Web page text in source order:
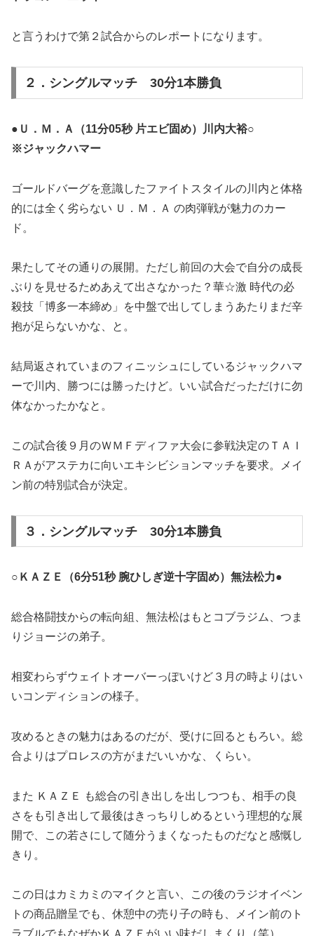
と言うわけで第２試合からのレポートになります。
２．シングルマッチ 30分1本勝負
●Ｕ．Ｍ．Ａ（11分05秒 片エビ固め）川内大裕○
※ジャックハマー
ゴールドバーグを意識したファイトスタイルの川内と体格
的には全く劣らない Ｕ．Ｍ．Ａ の肉弾戦が魅力のカー
ド。
果たしてその通りの展開。ただし前回の大会で自分の成長
ぶりを見せるためあえて出さなかった？華☆激 時代の必
殺技「博多一本締め」を中盤で出してしまうあたりまだ辛
抱が足らないかな、と。
結局返されていまのフィニッシュにしているジャックハマ
ーで川内、勝つには勝ったけど。いい試合だっただけに勿
体なかったかなと。
この試合後９月のＷＭＦディファ大会に参戦決定のＴＡＩ
ＲＡがアステカに向いエキシビションマッチを要求。メイ
ン前の特別試合が決定。
３．シングルマッチ 30分1本勝負
○ＫＡＺＥ（6分51秒 腕ひしぎ逆十字固め）無法松力●
総合格闘技からの転向組、無法松はもとコブラジム、つま
りジョージの弟子。
相変わらずウェイトオーバーっぽいけど３月の時よりはい
いコンディションの様子。
攻めるときの魅力はあるのだが、受けに回るともろい。総
合よりはプロレスの方がまだいいかな、くらい。
また ＫＡＺＥ も総合の引き出しを出しつつも、相手の良
さをも引き出して最後はきっちりしめるという理想的な展
開で、この若さにして随分うまくなったものだなと感慨し
きり。
この日はカミカミのマイクと言い、この後のラジオイベン
トの商品贈呈でも、休憩中の売り子の時も、メイン前のト